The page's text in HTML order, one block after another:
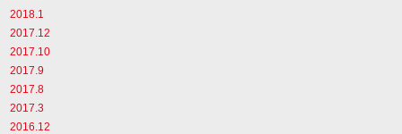
2018.1
2017.12
2017.10
2017.9
2017.8
2017.3
2016.12